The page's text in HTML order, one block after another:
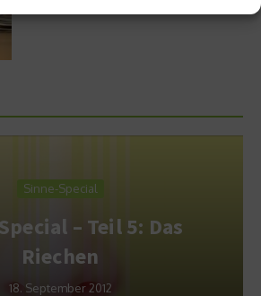
Sinne-Special
– Teil 5: Das
Riechen
18. September 2012